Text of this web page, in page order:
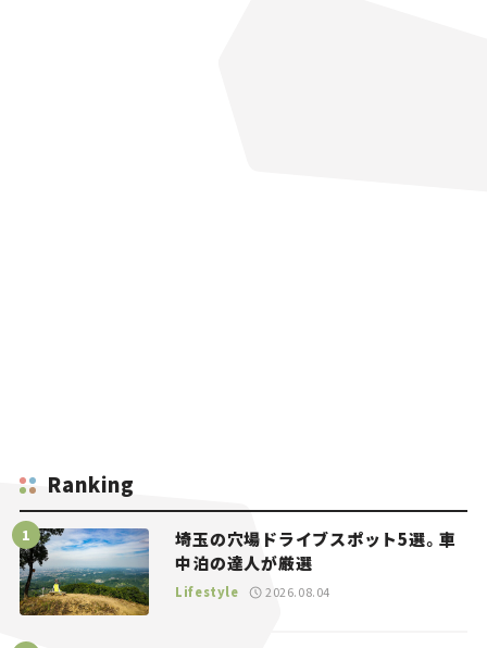
Ranking
埼玉の穴場ドライブスポット5選。車
中泊の達人が厳選
Lifestyle 2026.08.04